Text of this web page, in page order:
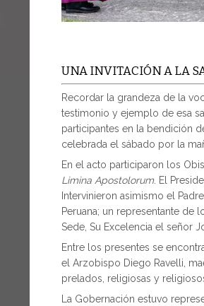
UNA INVITACIÓN A LA
Recordar la grandeza de la
testimonio y ejemplo de esa
participantes en la bendición
celebrada el sábado por la
En el acto participaron los
Limina Apostolorum . El
Intervinieron asimismo el
Peruana; un representante de
Sede, Su Excelencia el señor
Entre los presentes se
el Arzobispo Diego Ravelli,
prelados, religiosas y
La Gobernación estuvo